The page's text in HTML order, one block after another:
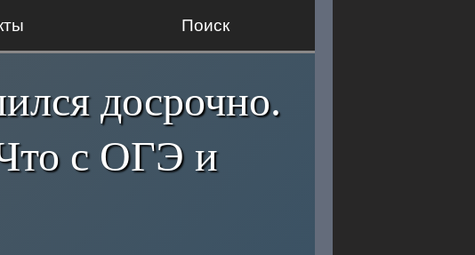
Поиск
досрочно.
с ОГЭ и